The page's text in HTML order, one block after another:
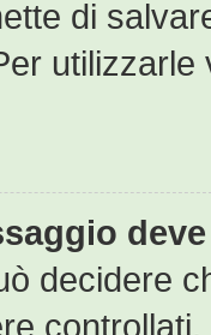
di
utilizzarle
decidere